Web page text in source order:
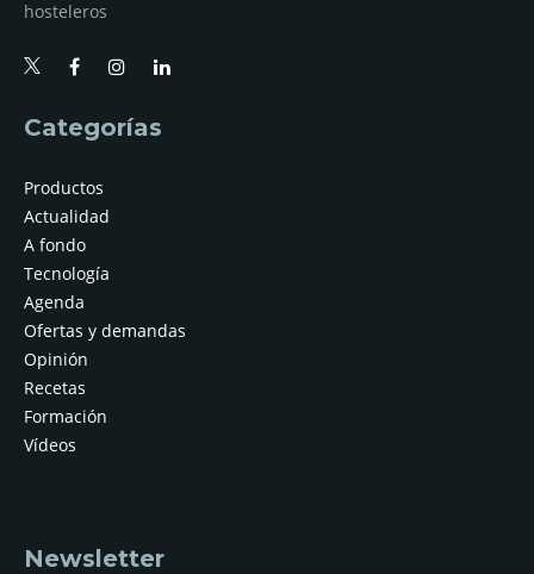
hosteleros
Categorías
Productos
Actualidad
A fondo
Tecnología
Agenda
Ofertas y demandas
Opinión
Recetas
Formación
Vídeos
Newsletter